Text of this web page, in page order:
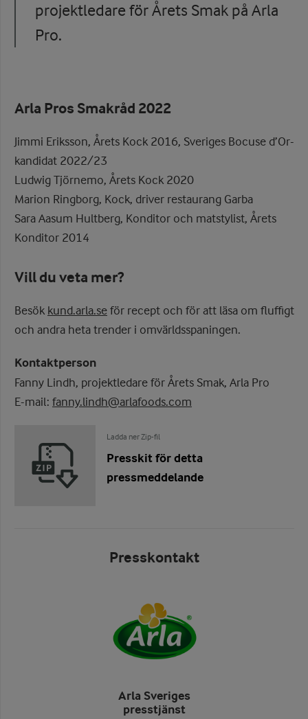
projektledare för Årets Smak på Arla
Pro.
Arla Pros Smakråd 2022
Jimmi Eriksson, Årets Kock 2016, Sveriges Bocuse d’Or-
kandidat 2022/23
Ludwig Tjörnemo, Årets Kock 2020
Marion Ringborg, Kock, driver restaurang Garba
Sara Aasum Hultberg, Konditor och matstylist, Årets
Konditor 2014
Vill du veta mer?
Besök kund.arla.se för recept och för att läsa om fluffigt
och andra heta trender i omvärldsspaningen.
Kontaktperson
Fanny Lindh, projektledare för Årets Smak, Arla Pro
E-mail: fanny.lindh@arlafoods.com
Ladda ner Zip-fil
Presskit för detta
pressmeddelande
Presskontakt
Arla Sveriges
presstjänst